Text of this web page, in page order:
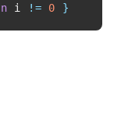
i != 0 }